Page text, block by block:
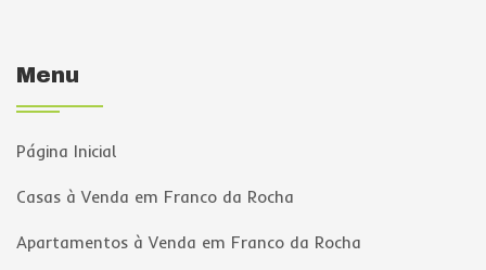
Menu
Página Inicial
Casas à Venda em Franco da Rocha
Apartamentos à Venda em Franco da Rocha